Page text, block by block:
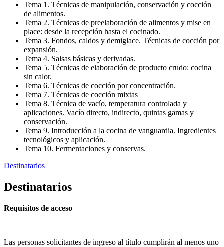
Tema 1. Técnicas de manipulación, conservación y cocción
de alimentos.
Tema 2. Técnicas de preelaboración de alimentos y mise en
place: desde la recepción hasta el cocinado.
Tema 3. Fondos, caldos y demiglace. Técnicas de cocción por
expansión.
Tema 4. Salsas básicas y derivadas.
Tema 5. Técnicas de elaboración de producto crudo: cocina
sin calor.
Tema 6. Técnicas de cocción por concentración.
Tema 7. Técnicas de cocción mixtas
Tema 8. Técnica de vacío, temperatura controlada y
aplicaciones. Vacío directo, indirecto, quintas gamas y
conservación.
Tema 9. Introducción a la cocina de vanguardia. Ingredientes
tecnológicos y aplicación.
Tema 10. Fermentaciones y conservas.
Destinatarios
Destinatarios
Requisitos de acceso
Las personas solicitantes de ingreso al título cumplirán al menos uno